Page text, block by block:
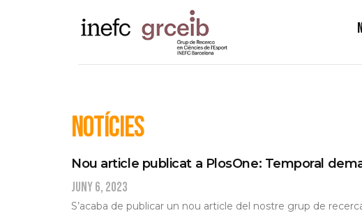
notícies
Nou article publicat a PlosOne: Temporal
juny 6, 2023
S’acaba de publicar un nou article del nostre grup de